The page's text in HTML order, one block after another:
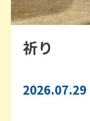
祈り
2026.07.29